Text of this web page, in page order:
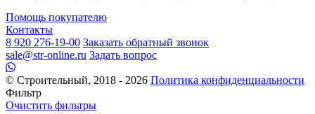
Помощь покупателю
Контакты
8 920 276-19-00 Заказать обратный звонок
sale@str-online.ru Задать вопрос
© Строительный, 2018 - 2026 Политика конфиденциальности
Фильтр
Очистить фильтры